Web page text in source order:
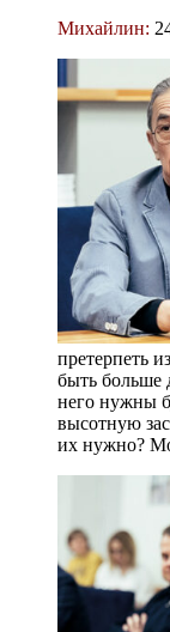
Михайлин:
претерпеть
быть больше
него нужны
высотную
их нужно?